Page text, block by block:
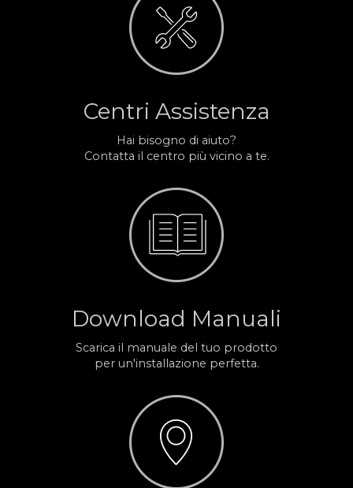
Centri Assistenza
Hai bisogno di aiuto?
Contatta il centro più vicino a te.
Download Manuali
Scarica il manuale del tuo prodotto
per un'installazione perfetta.